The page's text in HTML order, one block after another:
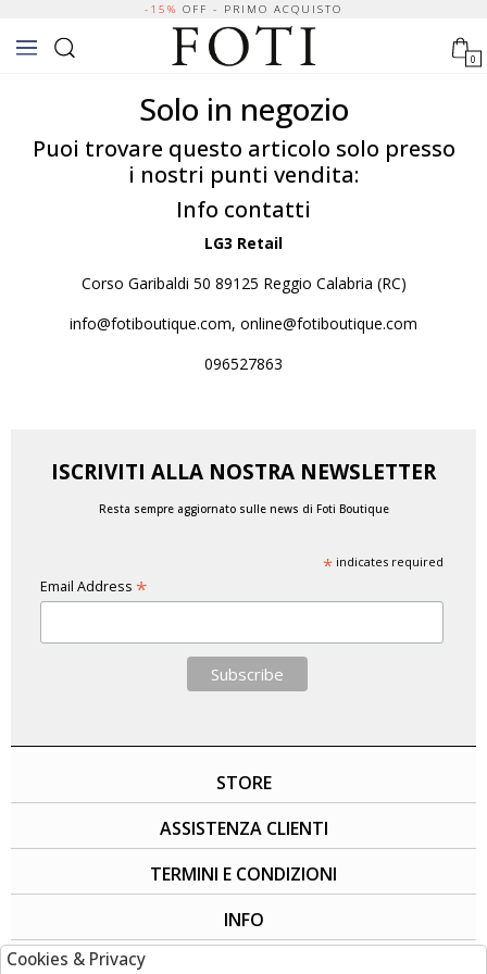
-15% OFF - PRIMO ACQUISTO
0
Solo in negozio
Puoi trovare questo articolo solo presso
i nostri punti vendita:
Info contatti
LG3 Retail
Corso Garibaldi 50 89125 Reggio Calabria (RC)
info@fotiboutique.com, online@fotiboutique.com
096527863
ISCRIVITI ALLA NOSTRA NEWSLETTER
Resta sempre aggiornato sulle news di Foti Boutique
*indicates required
Email Address *
STORE
ASSISTENZA CLIENTI
TERMINI E CONDIZIONI
INFO
Cookies & Privacy